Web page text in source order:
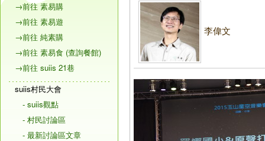
→前往 素易購
→前往 素易遊
→前往 純素購
→前往 素易食 (查詢餐館)
→前往 suiis 21巷
suiis村民大會
- suiis觀點
- 村民討論區
- 最新討論區文章
李偉文